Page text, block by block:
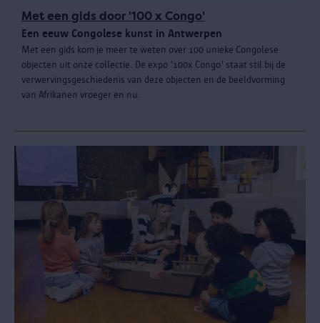
Met een gids door '100 x Congo'
Een eeuw Congolese kunst in Antwerpen
Met een gids kom je meer te weten over 100 unieke Congolese
objecten uit onze collectie. De expo '100x Congo' staat stil bij de
verwervingsgeschiedenis van deze objecten en de beeldvorming
van Afrikanen vroeger en nu.